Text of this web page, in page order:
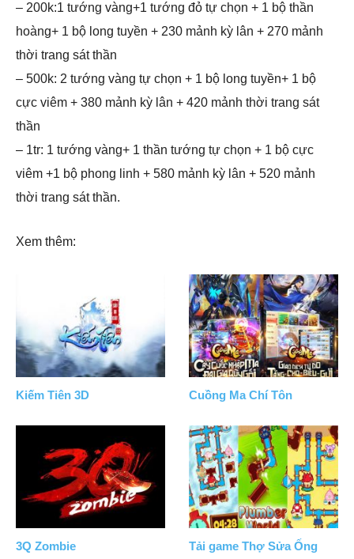
– 200k:1 tướng vàng+1 tướng đỏ tự chọn + 1 bộ thần
hoàng+ 1 bộ long tuyền + 230 mảnh kỳ lân + 270 mảnh
thời trang sát thần
– 500k: 2 tướng vàng tự chọn + 1 bộ long tuyền+ 1 bộ
cực viêm + 380 mảnh kỳ lân + 420 mảnh thời trang sát
thần
– 1tr: 1 tướng vàng+ 1 thần tướng tự chọn + 1 bộ cực
viêm +1 bộ phong linh + 580 mảnh kỳ lân + 520 mảnh
thời trang sát thần.
Xem thêm:
Kiếm Tiên 3D Cuồng Ma Chí Tôn
3Q Zombie
Tải game Thợ Sửa Ống